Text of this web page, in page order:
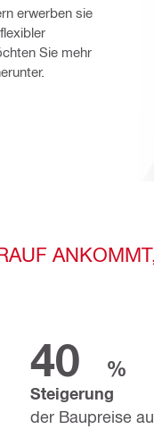
erwerben sie
Sie mehr
40 %
Steigerung
der Baupreise